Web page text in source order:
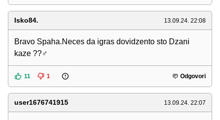
Isko84. 13.09.24. 22:08
Bravo Spaha.Neces da igras dovidzento sto Dzani
kaze ??‍♂️
11 1 Odgovori
user1676741915 13.09.24. 22:07